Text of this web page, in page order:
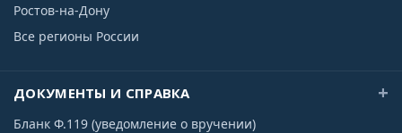
Ростов-на-Дону
Все регионы России
ДОКУМЕНТЫ И СПРАВКА
Бланк Ф.119 (уведомление о вручении)